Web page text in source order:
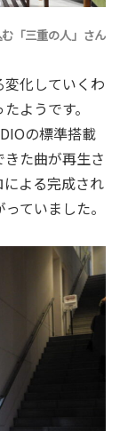
「三重の人 」さん
化していくわ
ようです。
の標準搭載
た曲が再生さ
よる完成され
ていました。